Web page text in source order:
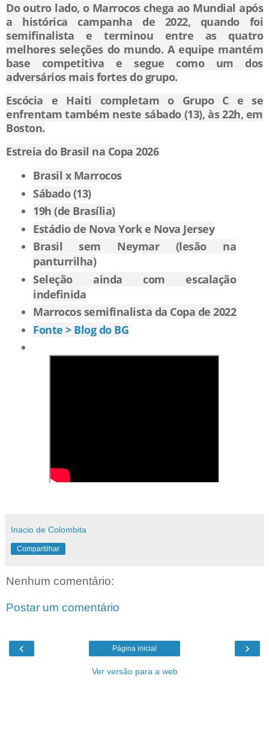
Do outro lado, o Marrocos chega ao Mundial após
a histórica campanha de 2022, quando foi
semifinalista e terminou entre as quatro
melhores seleções do mundo. A equipe mantém
base competitiva e segue como um dos
adversários mais fortes do grupo.
Escócia e Haiti completam o Grupo C e se
enfrentam também neste sábado (13), às 22h, em
Boston.
Estreia do Brasil na Copa 2026
Brasil x Marrocos
Sábado (13)
19h (de Brasília)
Estádio de Nova York e Nova Jersey
Brasil sem Neymar (lesão na
panturrilha)
Seleção ainda com escalação
indefinida
Marrocos semifinalista da Copa de 2022
Fonte > Blog do BG
Inacio de Colombita
Compartilhar
Nenhum comentário:
Postar um comentário
‹ ›
Página inicial
Ver versão para a web